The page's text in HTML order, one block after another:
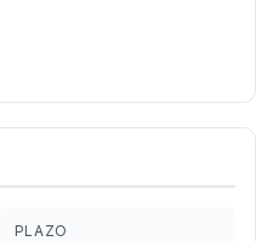
PLAZO